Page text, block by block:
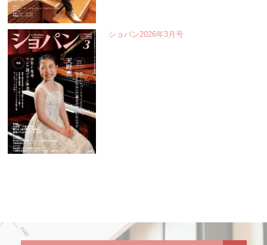
ショパン2026年3月号